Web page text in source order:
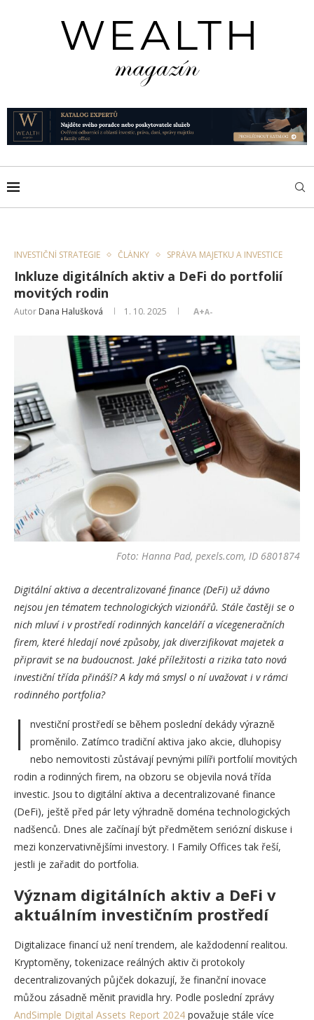
INVESTIČNÍ STRATEGIE ČLÁNKY SPRÁVA MAJETKU A INVESTICE
Inkluze digitálních aktiv a DeFi do portfolií
movitých rodin
Autor Dana Halušková 1. 10. 2025 A+A-
Foto: Hanna Pad, pexels.com, ID 6801874
Digitální aktiva a decentralizované finance (DeFi) už dávno
nejsou jen tématem technologických vizionářů. Stále častěji se o
nich mluví i v prostředí rodinných kanceláří a vícegeneračních
firem, které hledají nové způsoby, jak diverzifikovat majetek a
připravit se na budoucnost. Jaké příležitosti a rizika tato nová
investiční třída přináší? A kdy má smysl o ní uvažovat i v rámci
rodinného portfolia?
I
nvestiční prostředí se během poslední dekády výrazně
proměnilo. Zatímco tradiční aktiva jako akcie, dluhopisy
nebo nemovitosti zůstávají pevnými pilíři portfolií movitých
rodin a rodinných firem, na obzoru se objevila nová třída
investic. Jsou to digitální aktiva a decentralizované finance
(DeFi), ještě před pár lety výhradně doména technologických
nadšenců. Dnes ale začínají být předmětem seriózní diskuse i
mezi konzervativnějšími investory. I Family Offices tak řeší,
jestli je zařadit do portfolia.
Význam digitálních aktiv a DeFi v
aktuálním investičním prostředí
Digitalizace financí už není trendem, ale každodenní realitou.
Kryptoměny, tokenizace reálných aktiv či protokoly
decentralizovaných půjček dokazují, že finanční inovace
můžou zásadně měnit pravidla hry. Podle poslední zprávy
AndSimple Digital Assets Report 2024 považuje stále více